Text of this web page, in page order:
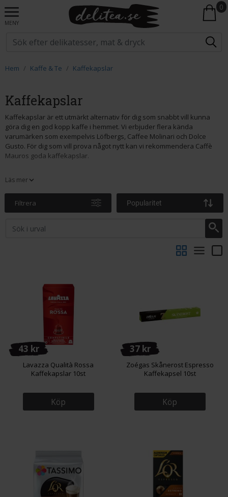
MENY
0
Hem Kaffe & Te Kaffekapslar
Kaffekapslar
Kaffekapslar är ett utmärkt alternativ för dig som snabbt vill kunna
göra dig en god kopp kaffe i hemmet. Vi erbjuder flera kända
varumärken som exempelvis Löfbergs, Caffee Molinari och Dolce
Gusto. För dig som vill prova något nytt kan vi rekommendera Caffè
Mauros goda kaffekapslar.
Läs mer
Filtrera Popularitet
43 kr
Lavazza Qualità Rossa
Kaffekapslar 10st
Köp
37 kr
Zoégas Skånerost Espresso
Kaffekapsel 10st
Köp